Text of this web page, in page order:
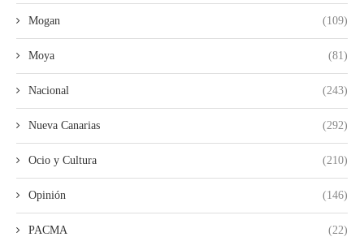
Mogan (109)
Moya (81)
Nacional (243)
Nueva Canarias (292)
Ocio y Cultura (210)
Opinión (146)
PACMA (22)